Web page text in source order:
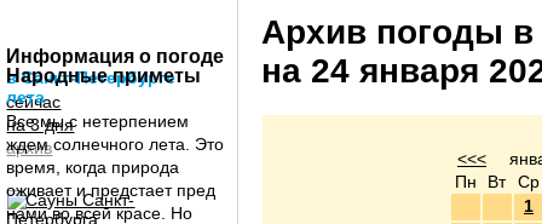
Информация о погоде
в Санкт-Петербурге
сейчас
на 3 дня
архив
Народные приметы
лета
Все мы с нетерпением
ждем солнечного лета. Это
время, когда природа
оживает и предстает пред
нами во всей красе. Но
Архив погоды в
на 24 января
<<<
Пн
Вт Ср
1